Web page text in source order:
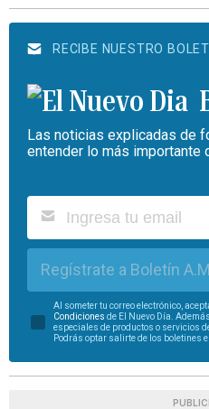
RECIBE NUESTRO
Las noticias explicadas de
entender lo más importante
Regístrate a Boletín
Al someter tu correo electrónico,
Condiciones de El Nuevo Día.
especiales de productos o servicios
Podrás optar salirte de los boletines